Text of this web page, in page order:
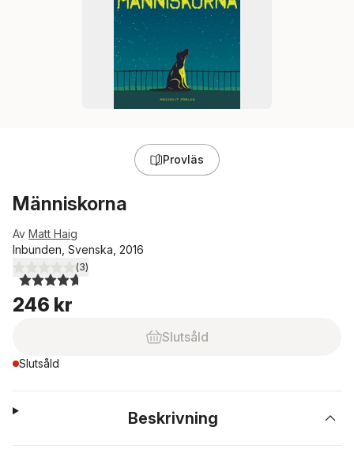
Provläs
Människorna
Av Matt Haig
Inbunden, Svenska, 2016
4,7utav 5 stjärnor. Totalt antal röster:
(3)
246 kr
Slutsåld
Slutsåld
Beskrivning